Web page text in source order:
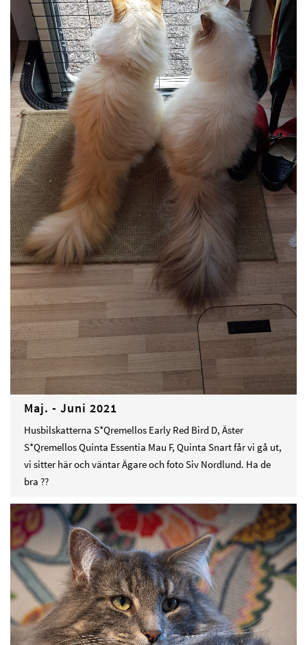
Maj. - Juni 2021
Husbilskatterna S*Qremellos Early Red Bird D, Äster
S*Qremellos Quinta Essentia Mau F, Quinta Snart får vi gå ut,
vi sitter här och väntar Ägare och foto Siv Nordlund. Ha de
bra ??